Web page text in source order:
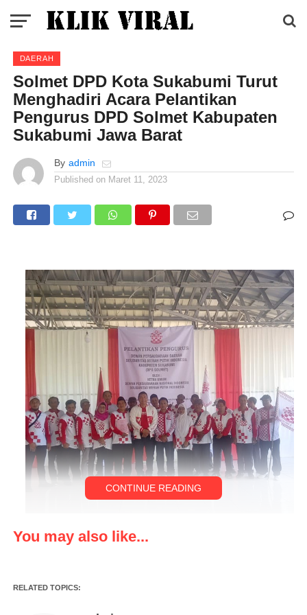
DAERAH
Solmet DPD Kota Sukabumi Turut
Menghadiri Acara Pelantikan
Pengurus DPD Solmet Kabupaten
Sukabumi Jawa Barat
By admin
Published on Maret 11, 2023
CONTINUE READING
You may also like...
RELATED TOPICS: